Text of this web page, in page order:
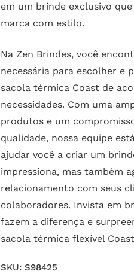
em um brinde exclusivo
marca com estilo.
Na Zen Brindes, você
necessária para escolher e
sacola térmica Coast de
necessidades. Com uma
produtos e um
qualidade, nossa equipe
ajudar você a criar um
impressiona, mas também
relacionamento com seus
colaboradores. Invista em
fazem a diferença e
sacola térmica flexível
SKU: S98425